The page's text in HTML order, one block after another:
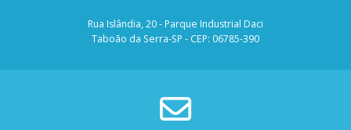
Rua Islândia, 20 - Parque Industrial Daci
Taboão da Serra-SP - CEP: 06785-390